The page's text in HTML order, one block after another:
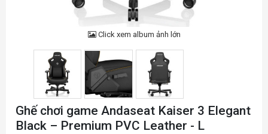
Click xem album ảnh lớn
Ghế chơi game Andaseat Kaiser 3 Elegant
Black – Premium PVC Leather - L